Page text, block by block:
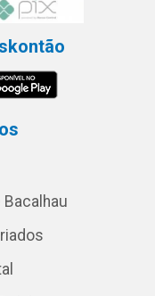
Bacalhau